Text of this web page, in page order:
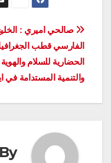
تصفّح
المقالات
صالحي اميري :
الفارسي قطب
الحضارية للسلام والهوية
والتنمية المستدامة في
By